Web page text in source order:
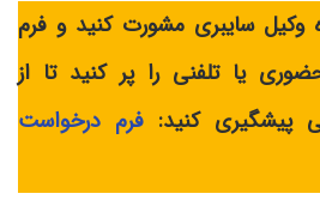
وکیل سایبری مشورت کنید و فرم
یا تلفنی را پر کنید تا از
پیشگیری کنید: فرم درخواست